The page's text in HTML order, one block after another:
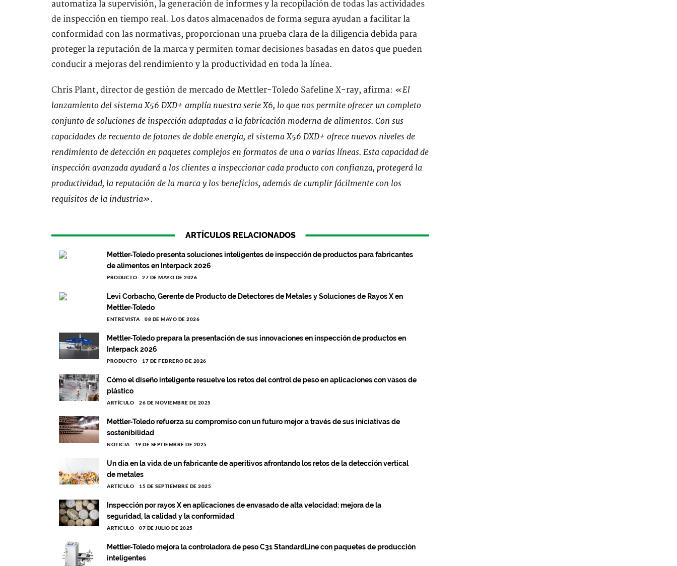
automatiza la supervisión, la generación de informes y la recopilación de todas las actividades
de inspección en tiempo real. Los datos almacenados de forma segura ayudan a facilitar la
conformidad con las normativas, proporcionan una prueba clara de la diligencia debida para
proteger la reputación de la marca y permiten tomar decisiones basadas en datos que pueden
conducir a mejoras del rendimiento y la productividad en toda la línea.
Chris Plant, director de gestión de mercado de Mettler-Toledo Safeline X-ray, afirma: «El
lanzamiento del sistema X56 DXD+ amplía nuestra serie X6, lo que nos permite ofrecer un completo
conjunto de soluciones de inspección adaptadas a la fabricación moderna de alimentos. Con sus
capacidades de recuento de fotones de doble energía, el sistema X56 DXD+ ofrece nuevos niveles de
rendimiento de detección en paquetes complejos en formatos de una o varias líneas. Esta capacidad de
inspección avanzada ayudará a los clientes a inspeccionar cada producto con confianza, protegerá la
productividad, la reputación de la marca y los beneficios, además de cumplir fácilmente con los
requisitos de la industria».
ARTÍCULOS RELACIONADOS
Mettler-Toledo presenta soluciones inteligentes de inspección de productos para fabricantes
de alimentos en Interpack 2026
PRODUCTO 27 DE MAYO DE 2026
Levi Corbacho, Gerente de Producto de Detectores de Metales y Soluciones de Rayos X en
Mettler-Toledo
ENTREVISTA 08 DE MAYO DE 2026
Mettler-Toledo prepara la presentación de sus innovaciones en inspección de productos en
Interpack 2026
PRODUCTO 17 DE FEBRERO DE 2026
Cómo el diseño inteligente resuelve los retos del control de peso en aplicaciones con vasos de
plástico
ARTÍCULO 26 DE NOVIEMBRE DE 2025
Mettler-Toledo refuerza su compromiso con un futuro mejor a través de sus iniciativas de
sostenibilidad
NOTICIA 19 DE SEPTIEMBRE DE 2025
Un día en la vida de un fabricante de aperitivos afrontando los retos de la detección vertical
de metales
ARTÍCULO 15 DE SEPTIEMBRE DE 2025
Inspección por rayos X en aplicaciones de envasado de alta velocidad: mejora de la
seguridad, la calidad y la conformidad
ARTÍCULO 07 DE JULIO DE 2025
Mettler-Toledo mejora la controladora de peso C31 StandardLine con paquetes de producción
inteligentes